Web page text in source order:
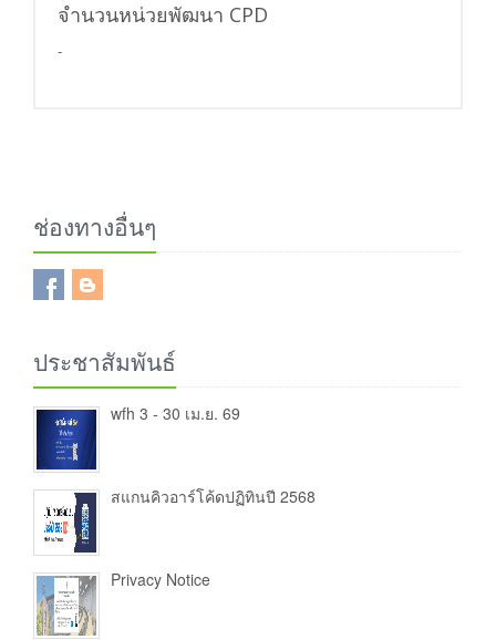
จำนวนหน่วยพัฒนา CPD
-
ช่องทางอื่นๆ
ประชาสัมพันธ์
wfh 3 - 30 เม.ย. 69
สแกนคิวอาร์โค้ดปฏิทินปี 2568
Privacy Notice